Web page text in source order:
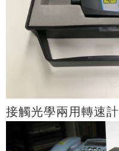
接觸光學兩用轉速計